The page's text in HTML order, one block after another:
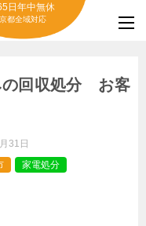
日年中無休
京都全域対応
の回収処分 お客
31日
家電処分